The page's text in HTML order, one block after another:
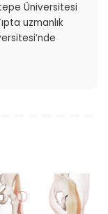
Üniversitesi
uzmanlık